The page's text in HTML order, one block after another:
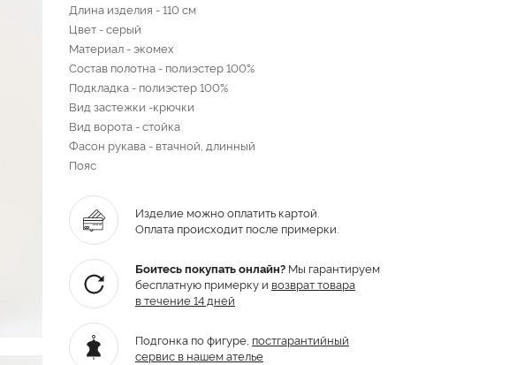
Длина изделия - 110 см
Цвет - серый
Материал - экомех
Состав полотна - полиэстер 100%
Подкладка - полиэстер 100%
Вид застежки -крючки
Вид ворота - стойка
Фасон рукава - втачной, длинный
Пояс
Изделие можно оплатить картой.
Оплата происходит после примерки.
Боитесь покупать онлайн? Мы гарантируем
бесплатную примерку и возврат товара
в течение 14 дней
Подгонка по фигуре, постгарантийный
сервис в нашем ателье